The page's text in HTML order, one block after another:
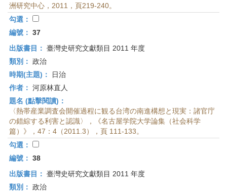
洲研究中心，2011，頁219-240。
勾選：
編號： 37
出版書目： 臺灣史研究文獻類目 2011 年度
類別： 政治
時期(主題)：
日治
作者： 河原林直人
題名 (點擊閱讀)：
〈熱帯産業調査会開催過程に観る台湾の南進構想と現実：諸官庁
の錯綜する利害と認識〉，《名古屋学院大学論集（社会科学
篇）》，47：4（2011.3），頁 111-133。
勾選：
編號： 38
出版書目： 臺灣史研究文獻類目 2011 年度
類別： 政治